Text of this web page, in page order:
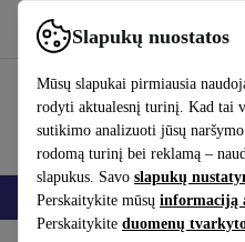
Slapukų nuostatos
Mūsų slapukai pirmiausia
rodyti aktualesnį turinį. Kad tai
sutikimo analizuoti jūsų
rodomą turinį bei reklamą –
slapukus. Savo slapukų
Perskaitykite mūsų informaciją
Perskaitykite duomenų
Naudok refurbed greitai ir paprastai
Išmanieji telefonai Nešiojamieji